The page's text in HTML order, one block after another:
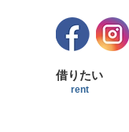
借りたい
rent